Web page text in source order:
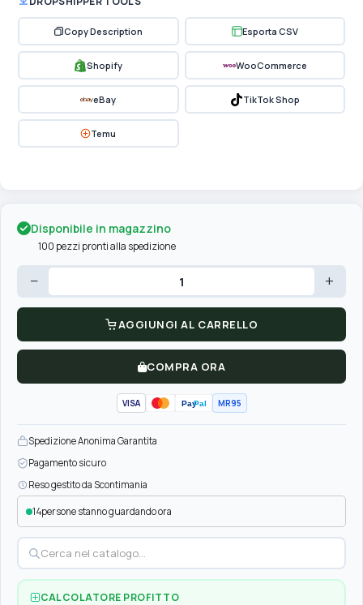
Copy Description Esporta CSV
Shopify WooCommerce
eBay TikTok Shop
Temu
Disponibile in magazzino
100 pezzi pronti alla spedizione
− +
AGGIUNGI AL CARRELLO
COMPRA ORA
VISA PayPal MR95
Spedizione Anonima Garantita
Pagamento sicuro
Reso gestito da Scontimania
14persone stanno guardando ora
CALCOLATORE PROFITTO